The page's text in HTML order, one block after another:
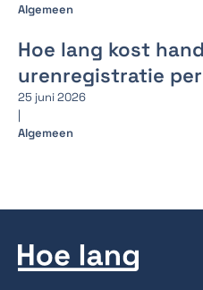
Algemeen
Hoe lang kost
urenregistratie
25 juni 2026
|
Algemeen